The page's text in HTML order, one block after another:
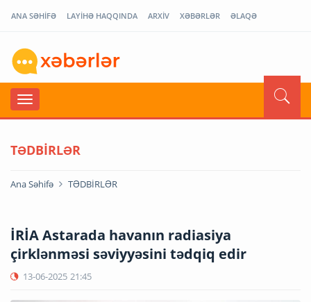
ANA SƏHİFƏ LAYİHƏ HAQQINDA ARXİV XƏBƏRLƏR ƏLAQƏ
TƏDBİRLƏR
Ana Səhifə TƏDBİRLƏR
İRİA Astarada havanın radiasiya
çirklənməsi səviyyəsini tədqiq edir
13-06-2025 21:45